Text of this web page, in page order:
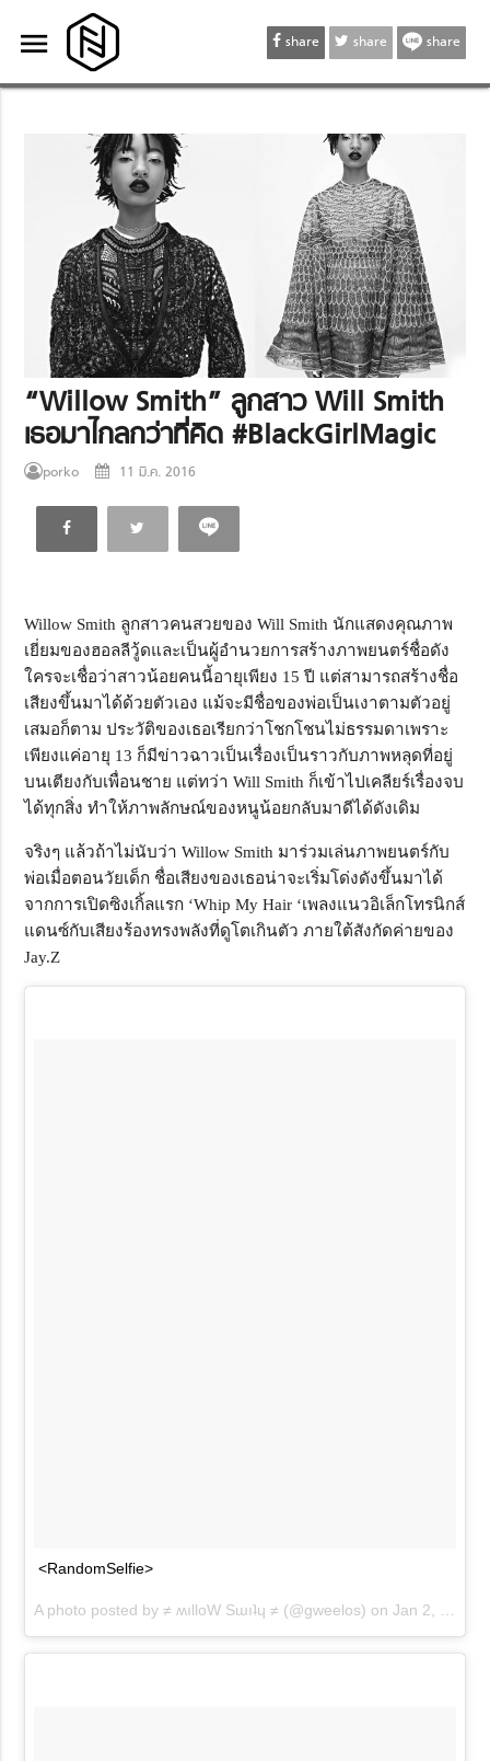
menu
menu share share share
“Willow Smith” ลูกสาว Will Smith
เธอมาไกลกว่าที่คิด #BlackGirlMagic
porko 11 มี.ค. 2016
Willow Smith ลูกสาวคนสวยของ Will Smith นักแสดงคุณภาพ
เยี่ยมของฮอลลีวู้ดและเป็นผู้อำนวยการสร้างภาพยนตร์ชื่อดัง
ใครจะเชื่อว่าสาวน้อยคนนี้อายุเพียง 15 ปี แต่สามารถสร้างชื่อ
เสียงขึ้นมาได้ด้วยตัวเอง แม้จะมีชื่อของพ่อเป็นเงาตามตัวอยู่
เสมอก็ตาม ประวัติของเธอเรียกว่าโชกโชนไม่ธรรมดาเพราะ
เพียงแค่อายุ 13 ก็มีข่าวฉาวเป็นเรื่องเป็นราวกับภาพหลุดที่อยู่
บนเตียงกับเพื่อนชาย แต่ทว่า Will Smith ก็เข้าไปเคลียร์เรื่องจบ
ได้ทุกสิ่ง ทำให้ภาพลักษณ์ของหนูน้อยกลับมาดีได้ดังเดิม
จริงๆ แล้วถ้าไม่นับว่า Willow Smith มาร่วมเล่นภาพยนตร์กับ
พ่อเมื่อตอนวัยเด็ก ชื่อเสียงของเธอน่าจะเริ่มโด่งดังขึ้นมาได้
จากการเปิดซิงเกิ้ลแรก ‘Whip My Hair ‘เพลงแนวอิเล็กโทรนิกส์
แดนซ์กับเสียงร้องทรงพลังที่ดูโตเกินตัว ภายใต้สังกัดค่ายของ
Jay.Z
<RandomSelfie>
A photo posted by ≠ ʍılloW Sɯıʇɥ ≠ (@gweelos) onJan 2, 2016 at 3:51pm PST